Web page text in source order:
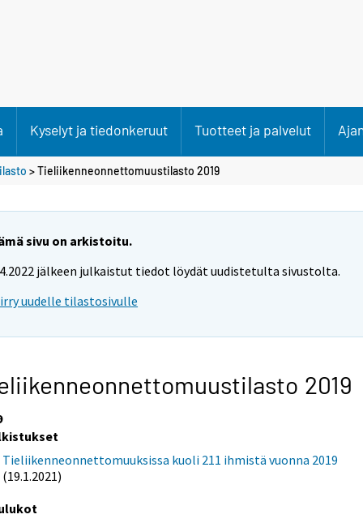
Kyselyt ja tiedonkeruut Tuotteet ja palvelut
> Tieliikenneonnettomuustilasto 2019
sivu on arkistoitu.
jälkeen julkaistut tiedot löydät uudistetulta sivustolta.
uudelle tilastosivulle
2019
Tieliikenneonnettomuuksissa kuoli 211 ihmistä vuonna 2019
(19.1.2021)